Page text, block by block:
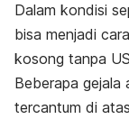
Dalam kondisi
bisa menjadi
kosong tanpa
Beberapa gejala
tercantum di